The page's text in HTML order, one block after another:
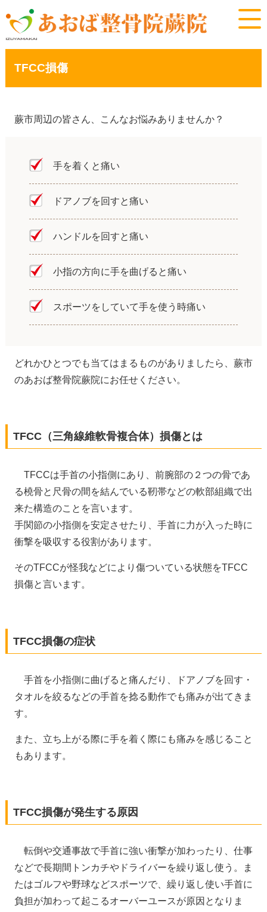
TFCC損傷
蕨市周辺の皆さん、こんなお悩みありませんか？
手を着くと痛い
ドアノブを回すと痛い
ハンドルを回すと痛い
小指の方向に手を曲げると痛い
スポーツをしていて手を使う時痛い
どれかひとつでも当てはまるものがありましたら、蕨市
のあおば整骨院蕨院にお任せください。
TFCC（三角線維軟骨複合体）損傷とは
TFCCは手首の小指側にあり、前腕部の２つの骨であ
る橈骨と尺骨の間を結んでいる靭帯などの軟部組織で出
来た構造のことを言います。
手関節の小指側を安定させたり、手首に力が入った時に
衝撃を吸収する役割があります。
そのTFCCが怪我などにより傷ついている状態をTFCC
損傷と言います。
TFCC損傷の症状
手首を小指側に曲げると痛んだり、ドアノブを回す・
タオルを絞るなどの手首を捻る動作でも痛みが出てきま
す。
また、立ち上がる際に手を着く際にも痛みを感じること
もあります。
TFCC損傷が発生する原因
転倒や交通事故で手首に強い衝撃が加わったり、仕事
などで長期間トンカチやドライバーを繰り返し使う。ま
たはゴルフや野球などスポーツで、繰り返し使い手首に
負担が加わって起こるオーバーユースが原因となりま